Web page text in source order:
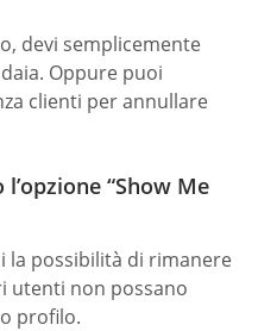
devi semplicemente
Oppure puoi
clienti per annullare
“Show Me
la possibilità di rimanere
utenti non possano
profilo.